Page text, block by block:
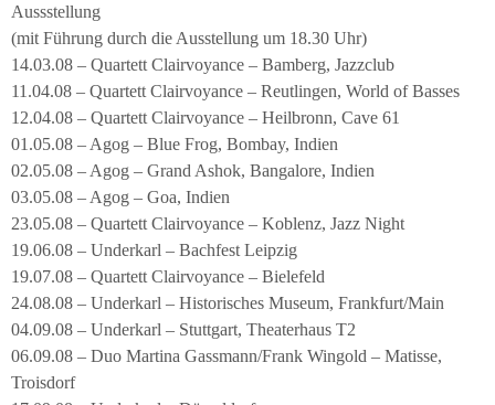
Aussstellung
(mit Führung durch die Ausstellung um 18.30 Uhr)
14.03.08 – Quartett Clairvoyance – Bamberg, Jazzclub
11.04.08 – Quartett Clairvoyance – Reutlingen, World of Basses
12.04.08 – Quartett Clairvoyance – Heilbronn, Cave 61
01.05.08 – Agog – Blue Frog, Bombay, Indien
02.05.08 – Agog – Grand Ashok, Bangalore, Indien
03.05.08 – Agog – Goa, Indien
23.05.08 – Quartett Clairvoyance – Koblenz, Jazz Night
19.06.08 – Underkarl – Bachfest Leipzig
19.07.08 – Quartett Clairvoyance – Bielefeld
24.08.08 – Underkarl – Historisches Museum, Frankfurt/Main
04.09.08 – Underkarl – Stuttgart, Theaterhaus T2
06.09.08 – Duo Martina Gassmann/Frank Wingold – Matisse,
Troisdorf